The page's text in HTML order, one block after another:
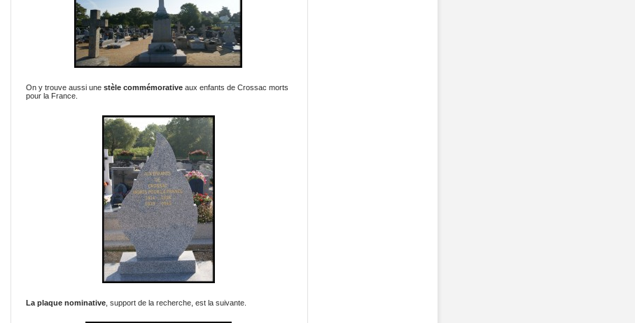
On y trouve aussi une stèle commémorativeaux enfants de Crossac morts
pour la France.
La plaque nominative, support de la recherche, est la suivante.